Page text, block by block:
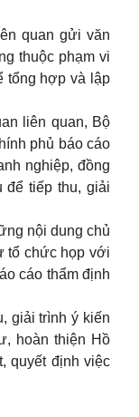
quan gửi văn
thuộc phạm vi
tổng hợp và lập
liên quan, Bộ
phủ báo cáo
nghiệp, đồng
tiếp thu, giải
nội dung chủ
tổ chức họp với
cáo thẩm định
giải trình ý kiến
hoàn thiện Hồ
quyết định việc